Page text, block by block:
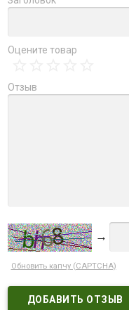
Оцените товар
Отзыв
→
Обновить капчу (CAPTCHA)